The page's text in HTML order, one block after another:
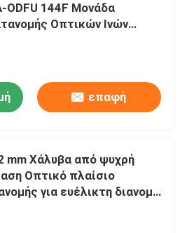
ODFU 144F Μονάδα
Οπτικών Ινών
επαφή
mm Χάλυβα από ψυχρή
Οπτικό πλαίσιο
για ευέλικτη διανομή